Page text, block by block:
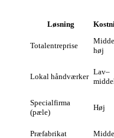
Løsning
Totalentreprise
høj
Lokal håndværker
Lav–
Specialfirma
(pæle)
Høj
Præfabrikat